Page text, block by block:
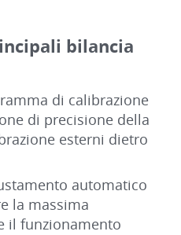
bilancia
di calibrazione
di precisione della
esterni dietro
automatico
la massima
il funzionamento